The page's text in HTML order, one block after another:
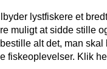
lystfiskere et
muligt at sidde stille
bestille alt det, man skal
fiskeoplevelser. Klik